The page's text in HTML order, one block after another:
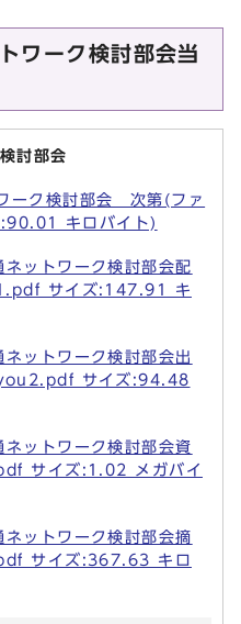
ワーク検討部会当
討部会
ーク検討部会 次第(ファ
キロバイト)
ットワーク検討部会配
サイズ:147.91 キ
ットワーク検討部会出
サイズ:94.48
ットワーク検討部会資
サイズ:1.02 メガバイ
ットワーク検討部会摘
サイズ:367.63 キロ